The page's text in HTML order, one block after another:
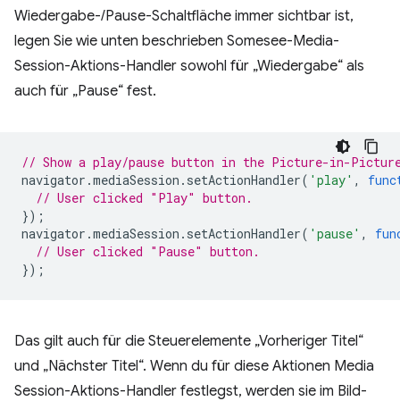
Wiedergabe-/Pause-Schaltfläche immer sichtbar ist,
legen Sie wie unten beschrieben Somesee-Media-
Session-Aktions-Handler sowohl für „Wiedergabe“ als
auch für „Pause“ fest.
// Show a play/pause button in the Picture-in-Picture
navigator .mediaSession . setActionHandler( 'play' ,
// User clicked "Play" button.
});
navigator .mediaSession . setActionHandler( 'pause' ,
// User clicked "Pause" button.
});
Das gilt auch für die Steuerelemente „Vorheriger Titel“
und „Nächster Titel“. Wenn du für diese Aktionen Media
Session-Aktions-Handler festlegst, werden sie im Bild-